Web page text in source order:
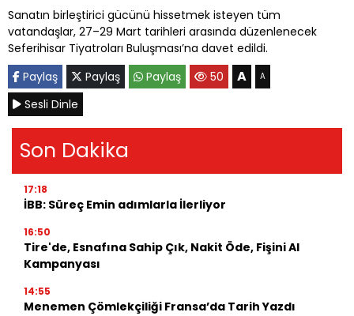
Sanatın birleştirici gücünü hissetmek isteyen tüm
vatandaşlar, 27–29 Mart tarihleri arasında düzenlenecek
Seferihisar Tiyatroları Buluşması’na davet edildi.
Paylaş
Paylaş Paylaş 50 A A
Sesli Dinle
Son Dakika
17:18
İBB: Süreç Emin adımlarla İlerliyor
16:50
Tire'de, Esnafına Sahip Çık, Nakit Öde, Fişini Al
Kampanyası
14:55
Menemen Çömlekçiliği Fransa’da Tarih Yazdı